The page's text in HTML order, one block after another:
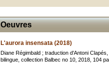
Oeuvres
L'aurora insensata (2018)
Diane Régimbald ; traduction d'Antoni Clapés,
bilingue, collection Balbec no 10, 2018, 104